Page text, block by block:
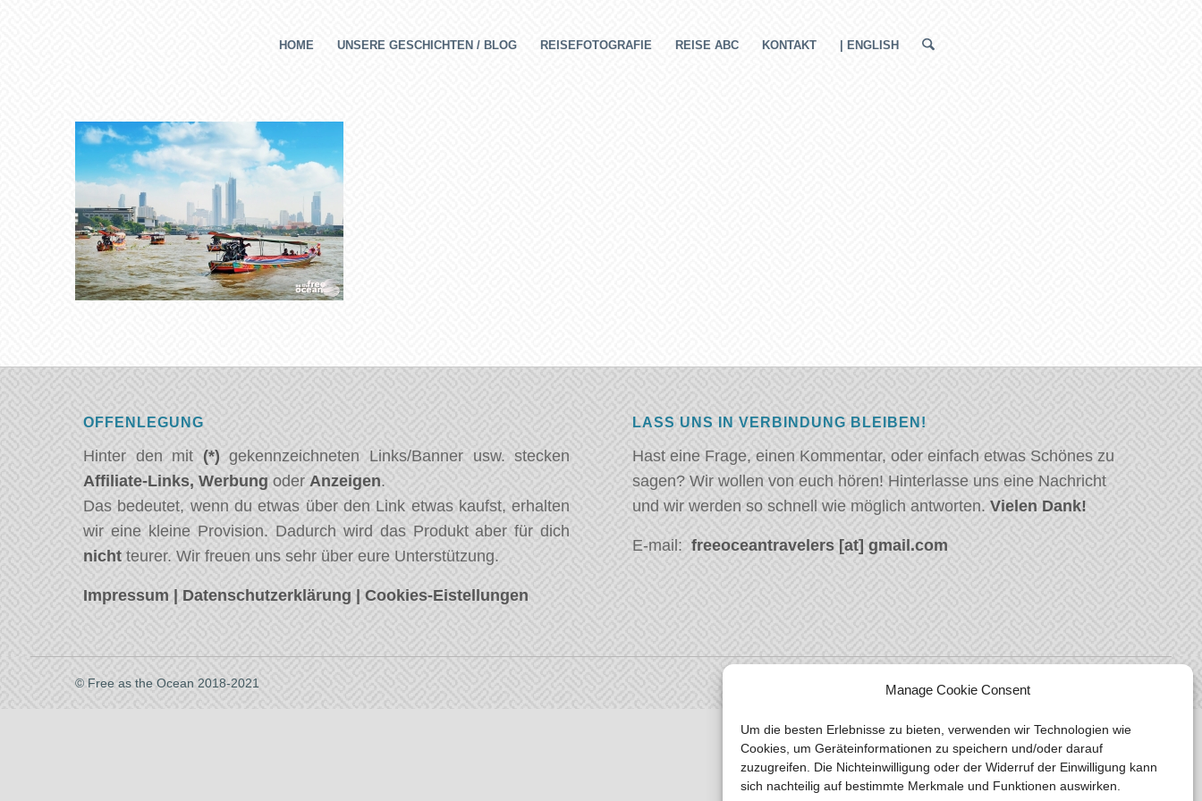
Manage Cookie Consent
Um die besten Erlebnisse zu bieten, verwenden wir Technologien wie
Cookies, um Geräteinformationen zu speichern und/oder darauf
zuzugreifen. Die Nichteinwilligung oder der Widerruf der Einwilligung kann
sich nachteilig auf bestimmte Merkmale und Funktionen auswirken.
HOME UNSERE GESCHICHTEN / BLOG REISEFOTOGRAFIE REISE ABC KONTAKT | ENGLISH
OFFENLEGUNG
Hinter den mit (*)gekennzeichneten Links/Banner usw. stecken
Affiliate-Links, Werbung oderAnzeigen.
Das bedeutet, wenn du etwas über den Link etwas kaufst, erhalten
wir eine kleine Provision. Dadurch wird das Produkt aber für dich
nicht teurer. Wir freuen uns sehr über eure Unterstützung.
Impressum | Datenschutzerklärung |Cookies-Eistellungen
LASS UNS IN VERBINDUNG BLEIBEN!
Hast eine Frage, einen Kommentar, oder einfach etwas Schönes zu
sagen? Wir wollen von euch hören! Hinterlasse uns eine Nachricht
und wir werden so schnell wie möglich antworten. Vielen Dank!
E-mail: freeoceantravelers [at] gmail.com
© Free as the Ocean 2018-2021